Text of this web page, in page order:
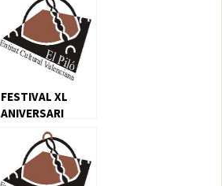
FESTIVAL XL
ANIVERSARI